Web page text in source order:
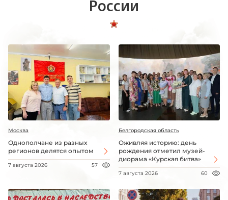
России
Москва
Однополчане из разных
регионов делятся опытом
7 августа 2026 57
Белгородская область
Оживляя историю: день
рождения отметил музей-
диорама «Курская битва»
7 августа 2026 60